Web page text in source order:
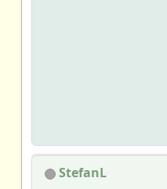
StefanL